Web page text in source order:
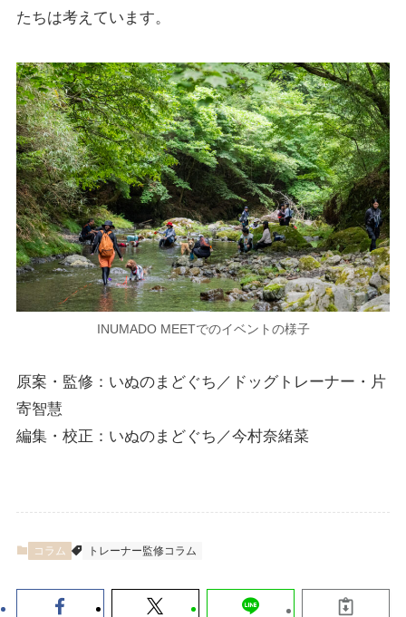
たちは考えています。
INUMADO MEETでのイベントの様子
原案・監修：いぬのまどぐち／ドッグトレーナー・片
寄智慧
編集・校正：いぬのまどぐち／今村奈緒菜
コラム トレーナー監修コラム